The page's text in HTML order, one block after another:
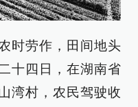
时劳作，田间地头
十四日，在湖南省
湾村，农民驾驶收